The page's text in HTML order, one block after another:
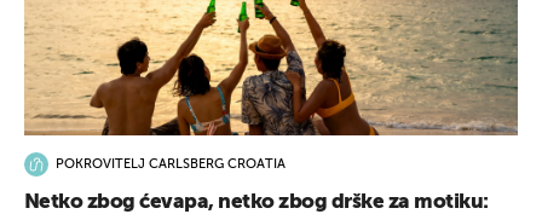
POKROVITELJ CARLSBERG CROATIA
Netko zbog ćevapa, netko zbog drške za motiku: